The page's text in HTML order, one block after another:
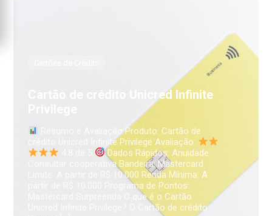
Cartão de crédito Unicred Infinite
Resumo e Avaliação Produto: Cartão de
crédito Unicred Infinite Privilege Avaliação:
Dados Rápidos: Anuidade:
Consultar cooperativa Bandeira: Mastercard
Limite: A partir de R$ 10.000 Renda Mínima: A
partir de R$ 10.000 Programa de Pontos:
Mastercard Surpreenda O que é o Cartão
Unicred Infinite Privilege? O Cartão de crédito